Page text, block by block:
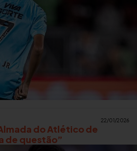
22/01/2026
do Atlético de
de questão”